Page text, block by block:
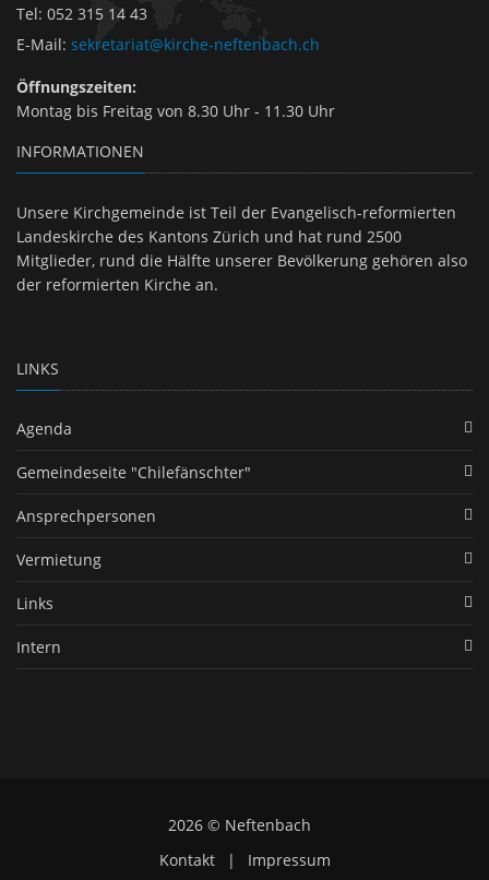
Tel: 052 315 14 43
E-Mail: sekretariat@kirche-neftenbach.ch
Öffnungszeiten:
Montag bis Freitag von 8.30 Uhr - 11.30 Uhr
INFORMATIONEN
Unsere Kirchgemeinde ist Teil der Evangelisch-reformierten
Landeskirche des Kantons Zürich und hat rund 2500
Mitglieder, rund die Hälfte unserer Bevölkerung gehören also
der reformierten Kirche an.
LINKS
Agenda
Gemeindeseite "Chilefänschter"
Ansprechpersonen
Vermietung
Links
Intern
2026 © Neftenbach
Kontakt
| Impressum